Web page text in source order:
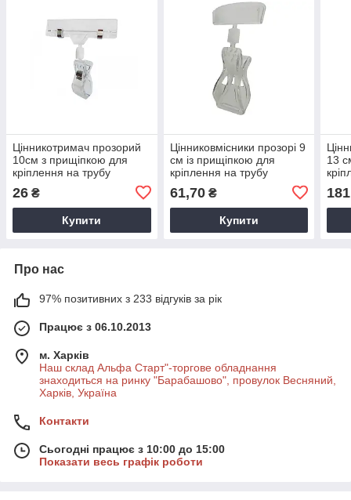
Цінникотримач прозорий
10см з прищіпкою для
кріплення на трубу
26 ₴
Купити
Цінниковмісники прозорі 9
см із прищіпкою для
кріплення на трубу
61,70₴
Купити
13
Про нас
97% позитивних з 233 відгуків за рік
Працює з 06.10.2013
м. Харків
Наш склад Альфа Старт"-торгове обладнання
знаходиться на ринку "Барабашово", провулок Весняний,
Харків, Україна
Контакти
Сьогодні працює з 10:00 до 15:00
Показати весь графік роботи